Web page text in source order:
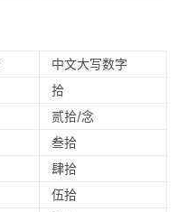
中文大写数字
拾
贰拾/念
叁拾
肆拾
伍拾